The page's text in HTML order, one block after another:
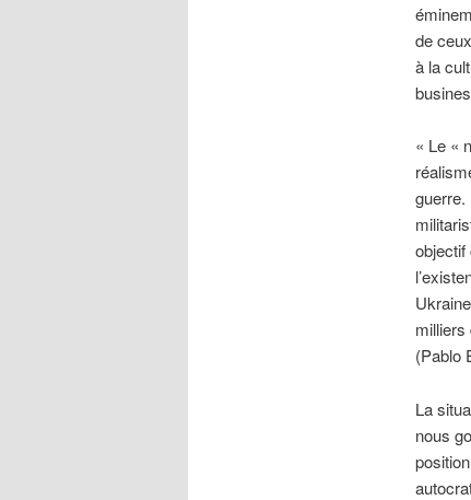
de
à la
« Le «
guerre.
objectif
milliers
(Pablo
La
nous